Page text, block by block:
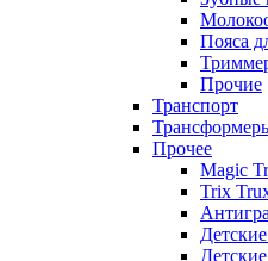
Пояса
Прочие
Транспорт
Прочее
Magic
Trix